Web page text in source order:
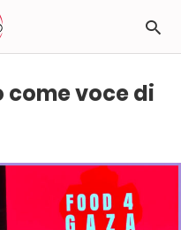
come voce di